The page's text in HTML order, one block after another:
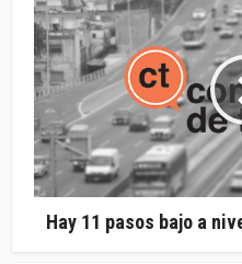
Hay 11 pasos bajo a